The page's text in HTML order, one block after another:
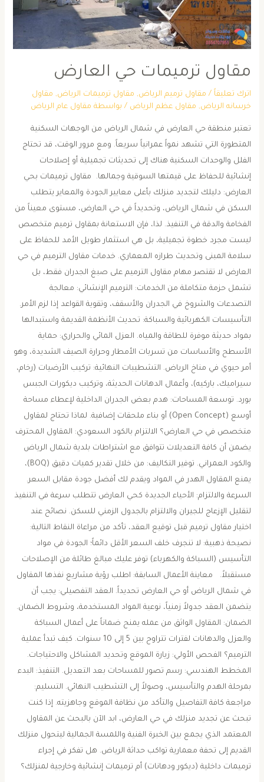
مقاول ترميمات حي العارض
اترك تعليقاً / مقاول ترميم الرياض, مقاول ترميمات الرياض, مقاول
خرسانه الرياض, مقاول عظم الرياض / بواسطة مقاول عام الرياض
تعتبر منطقة حي العارض في شمال الرياض من الوجهات السكنية
المتطورة التي تشهد نمواً عمرانياً سريعاً. ومع مرور الوقت، قد تحتاج
الفلل والوحدات السكنية هناك إلى تحديثات تجميلية أو إصلاحات
إنشائية للحفاظ على قيمتها السوقية وجمالها. ​ ​مقاول ترميمات بحي
العارض: دليلك لتجديد منزلك بأعلى معايير الجودة والمعاير ​يتطلب
السكن في شمال الرياض، وتحديداً في حي العارض، مستوى معيناً من
الفخامة والدقة في التنفيذ. لذا، فإن الاستعانة بمقاول ترميم متخصص
ليست مجرد خطوة تجميلية، بل هي استثمار طويل الأمد للحفاظ على
سلامة المبنى وتحديث طرازه المعماري. ​خدمات مقاول الترميم في حي
العارض ​لا تقتصر مهام مقاول الترميم على صبغ الجدران فقط، بل
تشمل حزمة متكاملة من الخدمات: ​الترميم الإنشائي: معالجة
التصدعات والشروخ في الجدران والأسقف، وتقوية القواعد إذا لزم الأمر. ​
التأسيسات الكهربائية والسباكة: تحديث الأنظمة القديمة واستبدالها
بمواد حديثة موفرة للطاقة والمياه. ​العزل المائي والحراري: حماية
الأسطح والأساسات من تسربات الأمطار وحرارة الصيف الشديدة، وهو
أمر حيوي في مناخ الرياض. ​التشطيبات النهائية: تركيب الأرضيات (رخام،
سيراميك، باركيه)، وأعمال الدهانات الحديثة، وتركيب ديكورات الجبس
بورد. ​توسعة المساحات: هدم بعض الجدران الداخلية لإعطاء مساحة
أوسع (Open Concept) أو بناء ملحقات إضافية. ​لماذا تحتاج لمقاول
متخصص في حي العارض؟ ​الالتزام بالكود السعودي: المقاول المحترف
يضمن أن كافة التعديلات تتوافق مع اشتراطات بلدية شمال الرياض
والكود العمراني. ​توفير التكاليف: من خلال تقدير كميات دقيق (BOQ)،
يمنع المقاول الهدر في المواد ويقدم لك أفضل جودة مقابل السعر. ​
السرعة والالتزام: الأحياء الجديدة كحي العارض تتطلب سرعة في التنفيذ
لتقليل الإزعاج للجيران والالتزام بالجدول الزمني للسكن. ​نصائح عند
اختيار مقاول ترميم ​قبل توقيع العقد، تأكد من مراعاة النقاط التالية: ​
نصيحة ذهبية: لا تنجرف خلف السعر الأقل دائماً؛ الجودة في مواد
التأسيس (السباكة والكهرباء) توفر عليك مبالغ طائلة من الإصلاحات
مستقبلاً. ​معاينة الأعمال السابقة: اطلب رؤية مشاريع نفذها المقاول
في شمال الرياض أو حي العارض تحديداً. ​العقد التفصيلي: يجب أن
يتضمن العقد جدولاً زمنياً، نوعية المواد المستخدمة، وشروط الضمان. ​
الضمان: المقاول الواثق من عمله يمنح ضماناً على أعمال السباكة
والعزل والدهانات لفترات تتراوح بين 5 إلى 10 سنوات. ​كيف تبدأ عملية
الترميم؟ ​الفحص الأولي: زيارة الموقع وتحديد المشاكل والاحتياجات. ​
المخطط الهندسي: رسم تصور للمساحات بعد التعديل. ​التنفيذ: البدء
بمرحلة الهدم والتأسيس، وصولاً إلى التشطيب النهائي. ​التسليم:
مراجعة كافة التفاصيل والتأكد من نظافة الموقع وجاهزيته. ​إذا كنت
تبحث عن تجديد منزلك في حي العارض، ابد الآن بالبحث عن المقاول
المعتمد الذي يجمع بين الخبرة الفنية واللمسة الجمالية ليتحول منزلك
القديم إلى تحفة معمارية تواكب حداثة الرياض. ​هل تفكر في إجراء
ترميمات داخلية (ديكور ودهانات) أم ترميمات إنشائية وخارجية لمنزلك؟